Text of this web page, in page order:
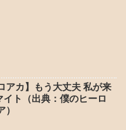
アカ】もう大丈夫 私が来
イト（出典：僕のヒーロ
）